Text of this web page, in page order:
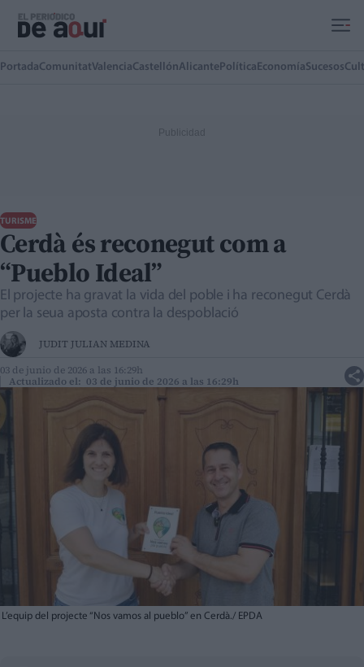
PortadaComunitatValenciaCastellónAlicante Política EconomíaSucesos
TURISME
Cerdà és reconegut com a
“Pueblo Ideal”
El projecte ha gravat la vida del poble i ha reconegut Cerdà
per la seua aposta contra la despoblació
JUDIT JULIAN MEDINA
03 de junio de 2026 a las 16:29h
Actualizado el: 03 de junio de 2026 a las 16:29h
L’equip del projecte “Nos vamos al pueblo” en Cerdà./ EPDA